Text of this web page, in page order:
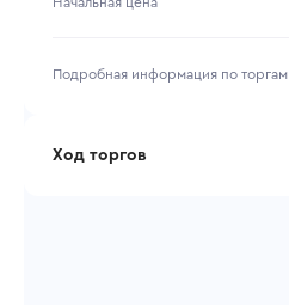
Подробная информация по торгам
Ход торгов